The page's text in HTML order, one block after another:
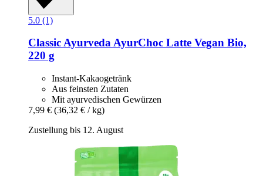
5.0 (1)
Classic AyurvedaAyurChoc Latte Vegan Bio,
220 g
Instant-Kakaogetränk
Aus feinsten Zutaten
Mit ayurvedischen Gewürzen
7,99 € (36,32 € / kg)
Zustellung bis 12. August